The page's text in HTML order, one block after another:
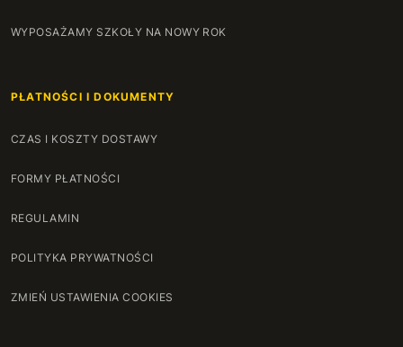
WYPOSAŻAMY SZKOŁY NA NOWY ROK
PŁATNOŚCI I DOKUMENTY
CZAS I KOSZTY DOSTAWY
FORMY PŁATNOŚCI
REGULAMIN
POLITYKA PRYWATNOŚCI
ZMIEŃ USTAWIENIA COOKIES